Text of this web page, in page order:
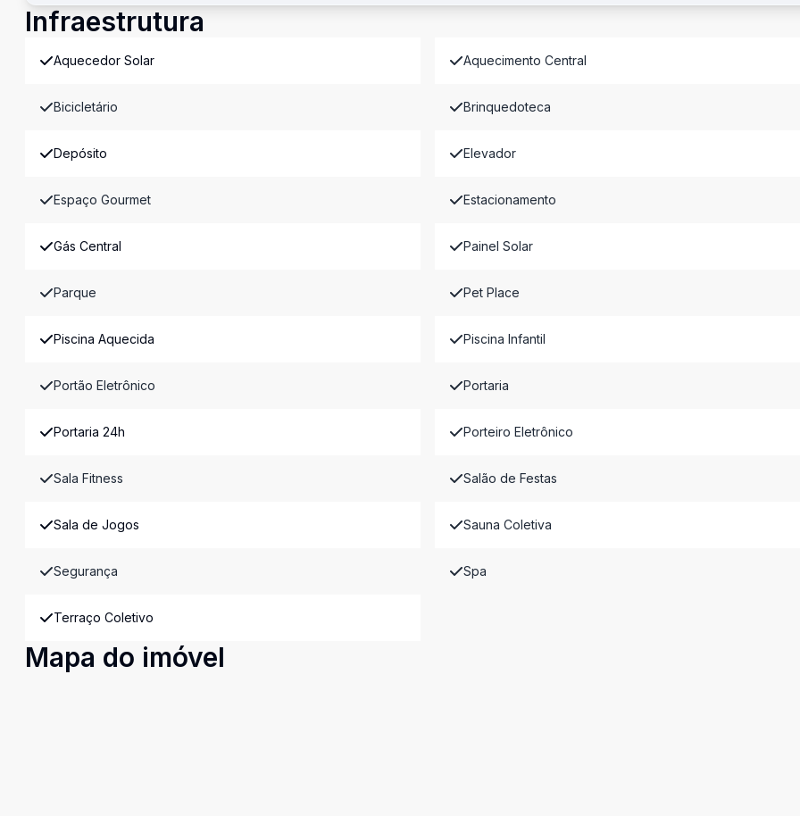
Infraestrutura
Aquecedor Solar Aquecimento Central
Bicicletário Brinquedoteca
Depósito Elevador
Espaço Gourmet Estacionamento
Gás Central Painel Solar
Parque Pet Place
Piscina Aquecida Piscina Infantil
Portão Eletrônico Portaria
Portaria 24h Porteiro Eletrônico
Sala Fitness Salão de Festas
Sala de Jogos Sauna Coletiva
Segurança Spa
Terraço Coletivo
Mapa do imóvel